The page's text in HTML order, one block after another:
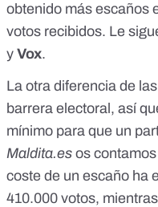
obtenido más escaños
votos recibidos. Le
y Vox.
La otra diferencia de
barrera electoral, así
mínimo para que un
Maldita.es os
coste de un escaño ha
410.000 votos,